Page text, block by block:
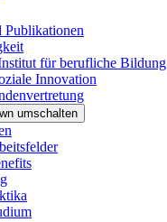
Publikationen
für berufliche Bildung
Innovation
umschalten